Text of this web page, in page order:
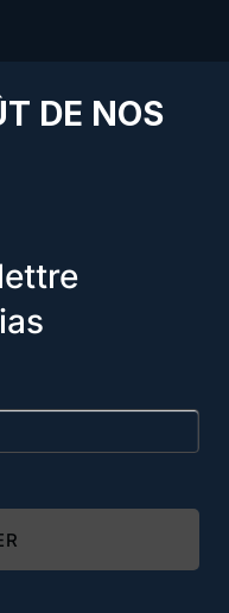
DE NOS